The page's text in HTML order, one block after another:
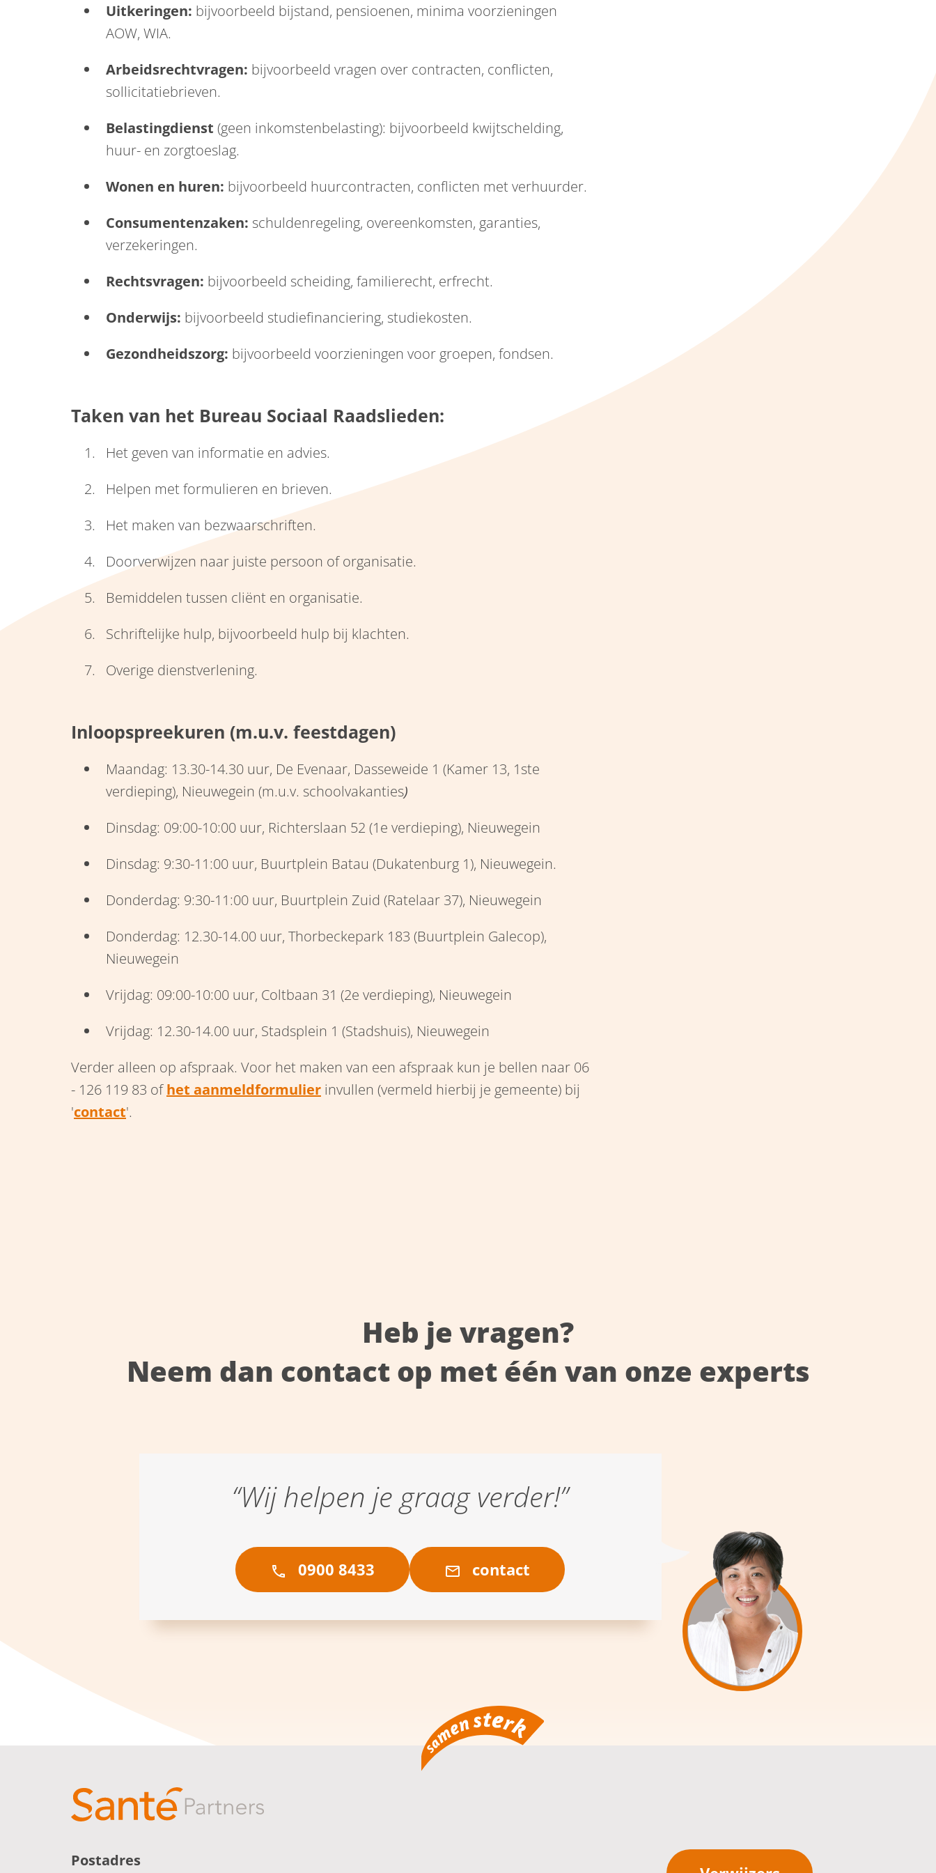
Uitkeringen: bijvoorbeeld bijstand, pensioenen, minima voorzieningen
AOW, WIA.
Arbeidsrechtvragen: bijvoorbeeld vragen over contracten, conflicten,
sollicitatiebrieven.
Belastingdienst (geen inkomstenbelasting): bijvoorbeeld kwijtschelding,
huur- en zorgtoeslag.
Wonen en huren: bijvoorbeeld huurcontracten, conflicten met verhuurder.
Consumentenzaken: schuldenregeling, overeenkomsten, garanties,
verzekeringen.
Rechtsvragen: bijvoorbeeld scheiding, familierecht, erfrecht.
Onderwijs: bijvoorbeeld studiefinanciering, studiekosten.
Gezondheidszorg: bijvoorbeeld voorzieningen voor groepen, fondsen.
Taken van het Bureau Sociaal Raadslieden:
Het geven van informatie en advies.
Helpen met formulieren en brieven.
Het maken van bezwaarschriften.
Doorverwijzen naar juiste persoon of organisatie.
Bemiddelen tussen cliënt en organisatie.
Schriftelijke hulp, bijvoorbeeld hulp bij klachten.
Overige dienstverlening.
Inloopspreekuren (m.u.v. feestdagen)
Maandag: 13.30-14.30 uur, De Evenaar, Dasseweide 1 (Kamer 13, 1ste
verdieping), Nieuwegein (m.u.v. schoolvakanties)
Dinsdag: 09:00-10:00 uur, Richterslaan 52 (1e verdieping), Nieuwegein
Dinsdag: 9:30-11:00 uur, Buurtplein Batau (Dukatenburg 1), Nieuwegein.
Donderdag: 9:30-11:00 uur, Buurtplein Zuid (Ratelaar 37), Nieuwegein
Donderdag: 12.30-14.00 uur, Thorbeckepark 183 (Buurtplein Galecop),
Nieuwegein
Vrijdag: 09:00-10:00 uur, Coltbaan 31 (2e verdieping), Nieuwegein
Vrijdag: 12.30-14.00 uur, Stadsplein 1 (Stadshuis), Nieuwegein
Verder alleen op afspraak. Voor het maken van een afspraak kun je bellen naar 06
- 126 119 83 ofhet aanmeldformulier invullen (vermeld hierbij je gemeente) bij
'contact'.
Heb je vragen?
Neem dan contact op met één van onze experts
“Wij helpen je graag verder!”
0900 8433 contact
Postadres